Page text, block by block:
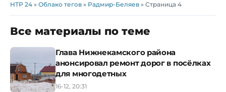
НТР 24 » Облако тегов » Радмир-Беляев » Страница 4
Все материалы по теме
Глава Нижнекамского района
анонсировал ремонт дорог в посёлках
для многодетных
16-12, 20:31